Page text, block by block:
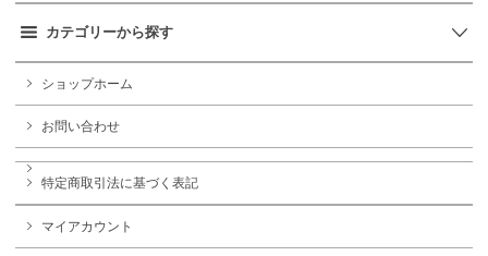
カテゴリーから探す
ショップホーム
お問い合わせ
特定商取引法に基づく表記
マイアカウント